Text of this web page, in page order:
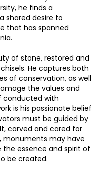
he finds a
shared desire to
that has spanned
of stone, restored and
He captures both
of conservation, as well
the values and
conducted with
is his passionate belief
must be guided by
carved and cared for
monuments may have
essence and spirit of
be created.